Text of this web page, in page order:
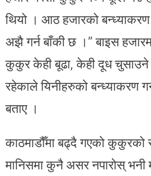
थियो । आठ हजारको
अझै गर्न बाँकी छ ।” बाइस
कुकुर केही बूढा, केही दूध चुसाउने
रहेकाले यिनीहरुको बन्ध्याकरण
बताए ।
काठमाडौँमा बढ्दै गएको कुकुरको
मानिसमा कुनै असर नपारोस्